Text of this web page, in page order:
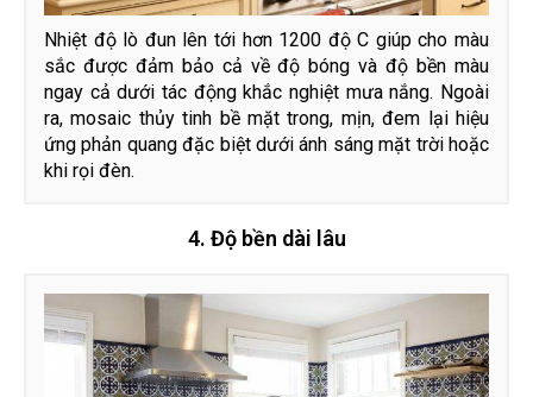
Nhiệt độ lò đun lên tới hơn 1200 độ C giúp cho màu
sắc được đảm bảo cả về độ bóng và độ bền màu
ngay cả dưới tác động khắc nghiệt mưa nắng. Ngoài
ra, mosaic thủy tinh bề mặt trong, mịn, đem lại hiệu
ứng phản quang đặc biệt dưới ánh sáng mặt trời hoặc
khi rọi đèn.
4. Độ bền dài lâu